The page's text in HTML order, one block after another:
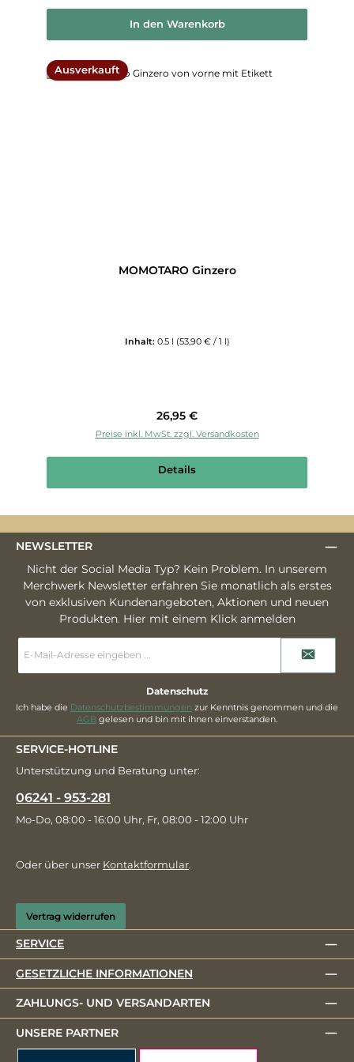
In den Warenkorb
Ausverkauft
MOMOTARO Ginzero
Inhalt: 0.5 l (53,90 € / 1 l)
Regulärer Preis:
26,95 €
Preise inkl. MwSt. zzgl. Versandkosten
Details
NEWSLETTER
Nicht der Social Media Typ? Kein Problem. In unserem
Merchwerk Newsletter erfahren Sie monatlich als erstes
von exklusiven Kundenangeboten, Aktionen und neuen
Produkten. Hier mit einem Klick anmelden
Mail-
*
Datenschutz
Ich habe die Datenschutzbestimmungen zur Kenntnis genommen und die
AGB gelesen und bin mit ihnen einverstanden.
SERVICE-HOTLINE
Unterstützung und Beratung unter:
06241 - 953-281
Mo-Do, 08:00 - 16:00 Uhr, Fr, 08:00 - 12:00 Uhr
Oder über unser Kontaktformular.
Vertrag widerrufen
SERVICE
GESETZLICHE INFORMATIONEN
ZAHLUNGS- UND VERSANDARTEN
UNSERE PARTNER